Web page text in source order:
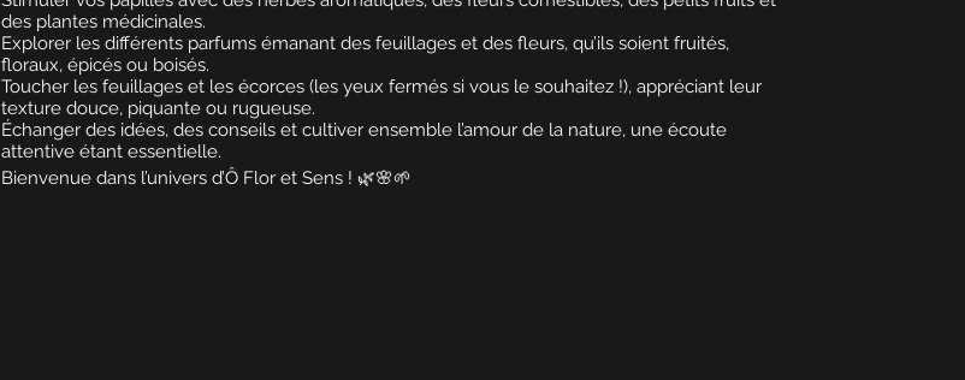
des plantes médicinales.
Explorer les différents parfums émanant des feuillages et des fleurs, qu’ils soient fruités,
floraux, épicés ou boisés.
Toucher les feuillages et les écorces (les yeux fermés si vous le souhaitez !), appréciant leur
texture douce, piquante ou rugueuse.
Échanger des idées, des conseils et cultiver ensemble l’amour de la nature, une écoute
attentive étant essentielle.
Bienvenue dans l’univers d’Ô Flor et Sens ! 🌿🌸🌱